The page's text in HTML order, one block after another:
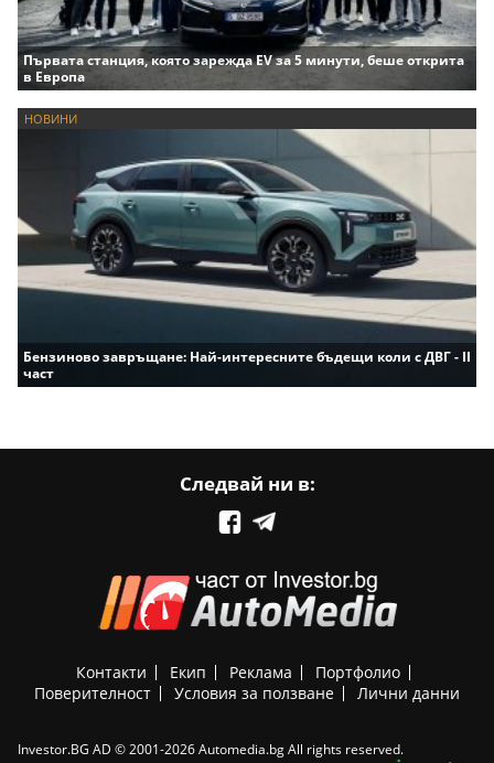
Първата станция, която зарежда EV за 5 минути, беше открита
в Европа
НОВИНИ
Бензиново завръщане: Най-интересните бъдещи коли с ДВГ - II
част
Следвай ни в:
Контакти Екип Реклама
Портфолио
Поверителност
Условия за ползване Лични данни
Investor.BG AD © 2001-2026 Automedia.bg All rights reserved.